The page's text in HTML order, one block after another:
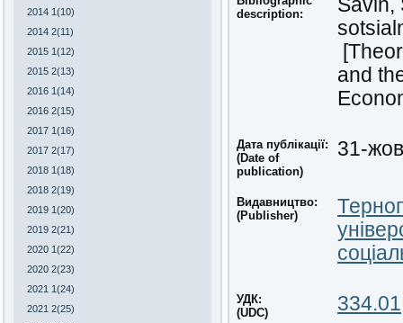
2014 1(10)
2014 2(11)
2015 1(12)
2015 2(13)
2016 1(14)
2016 2(15)
2017 1(16)
2017 2(17)
2018 1(18)
2018 2(19)
2019 1(20)
2019 2(21)
2020 1(22)
2020 2(23)
2021 1(24)
2021 2(25)
description:
Savin,
and
Дата публікації:
(Date of
publication)
31-
Видавництво:
(Publisher)
УДК:
(UDC)
334.01